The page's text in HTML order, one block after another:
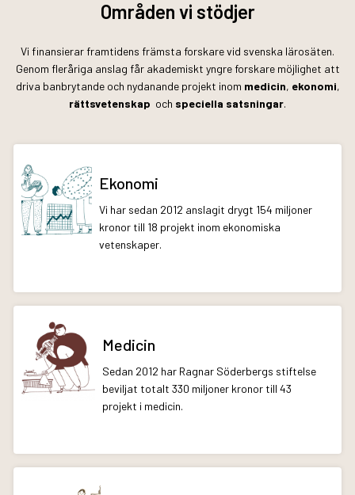
Områden vi stödjer
Vi finansierar framtidens främsta forskare vid svenska lärosäten.
Genom fleråriga anslag får akademiskt yngre forskare möjlighet att
driva banbrytande och nydanande projekt inom medicin, ekonomi,
rättsvetenskap och speciella satsningar.
Ekonomi
Vi har sedan 2012 anslagit drygt 154 miljoner
kronor till 18 projekt inom ekonomiska
vetenskaper.
Medicin
Sedan 2012 har Ragnar Söderbergs stiftelse
beviljat totalt 330 miljoner kronor till 43
projekt i medicin.